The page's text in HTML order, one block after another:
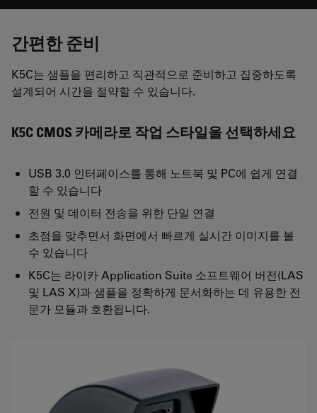
간편한 준비
K5C는 샘플을 편리하고 직관적으로 준비하고 집중하도록
설계되어 시간을 절약할 수 있습니다.
K5C CMOS 카메라로 작업 스타일을 선택하세요
USB 3.0 인터페이스를 통해 노트북 및 PC에 쉽게 연결
할 수 있습니다
전원 및 데이터 전송을 위한 단일 연결
초점을 맞추면서 화면에서 빠르게 실시간 이미지를 볼
수 있습니다
K5C는 라이카 Application Suite 소프트웨어 버전(LAS
및 LAS X)과 샘플을 정확하게 문서화하는 데 유용한 전
문가 모듈과 호환됩니다.